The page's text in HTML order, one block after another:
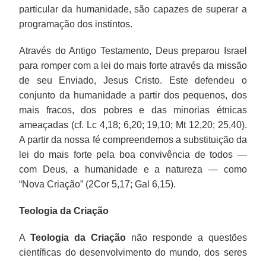
particular da humanidade, são capazes de superar a
programação dos instintos.
Através do Antigo Testamento, Deus preparou Israel
para romper com a lei do mais forte através da missão
de seu Enviado, Jesus Cristo. Este defendeu o
conjunto da humanidade a partir dos pequenos, dos
mais fracos, dos pobres e das minorias étnicas
ameaçadas (cf. Lc 4,18; 6,20; 19,10; Mt 12,20; 25,40).
A partir da nossa fé compreendemos a substituição da
lei do mais forte pela boa convivência de todos —
com Deus, a humanidade e a natureza — como
“Nova Criação” (2Cor 5,17; Gal 6,15).
Teologia da Criação
ATeologia da Criação não responde a questões
científicas do desenvolvimento do mundo, dos seres